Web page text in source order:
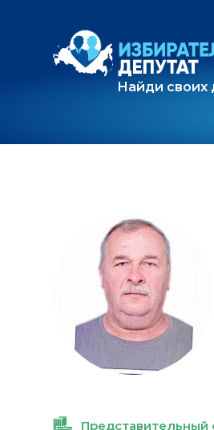
Найди своих
Представительный